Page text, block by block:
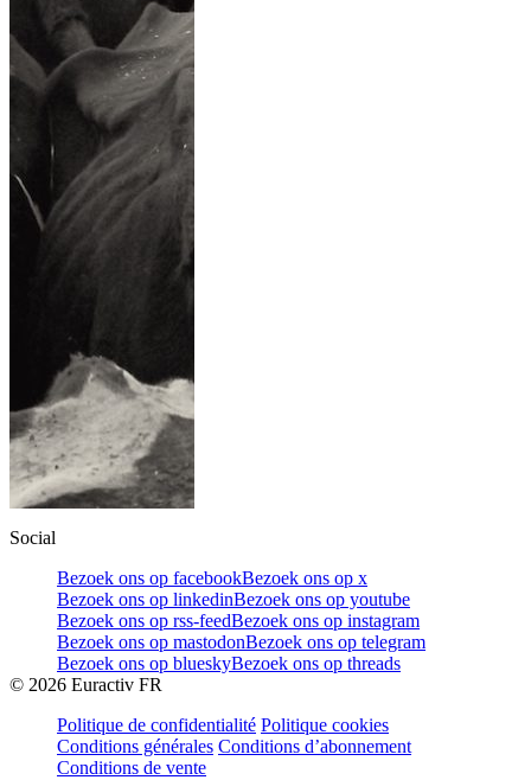
Social
Bezoek ons op facebookBezoek ons op x
Bezoek ons op linkedinBezoek ons op youtube
Bezoek ons op rss-feedBezoek ons op instagram
Bezoek ons op mastodonBezoek ons op telegram
Bezoek ons op blueskyBezoek ons op threads
© 2026 Euractiv FR
Politique de confidentialité Politique cookies
Conditions générales Conditions d’abonnement
Conditions de vente